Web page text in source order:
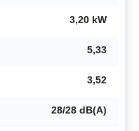
3,20 kW
5,33
3,52
28/28 dB(A)